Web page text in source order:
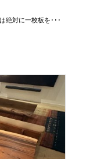
絶対に一枚板を･･･